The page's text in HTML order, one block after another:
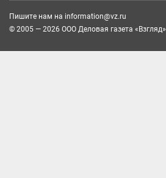
Пишите нам на information@vz.ru
© 2005 — 2026 ООО Деловая газета «Взгляд»